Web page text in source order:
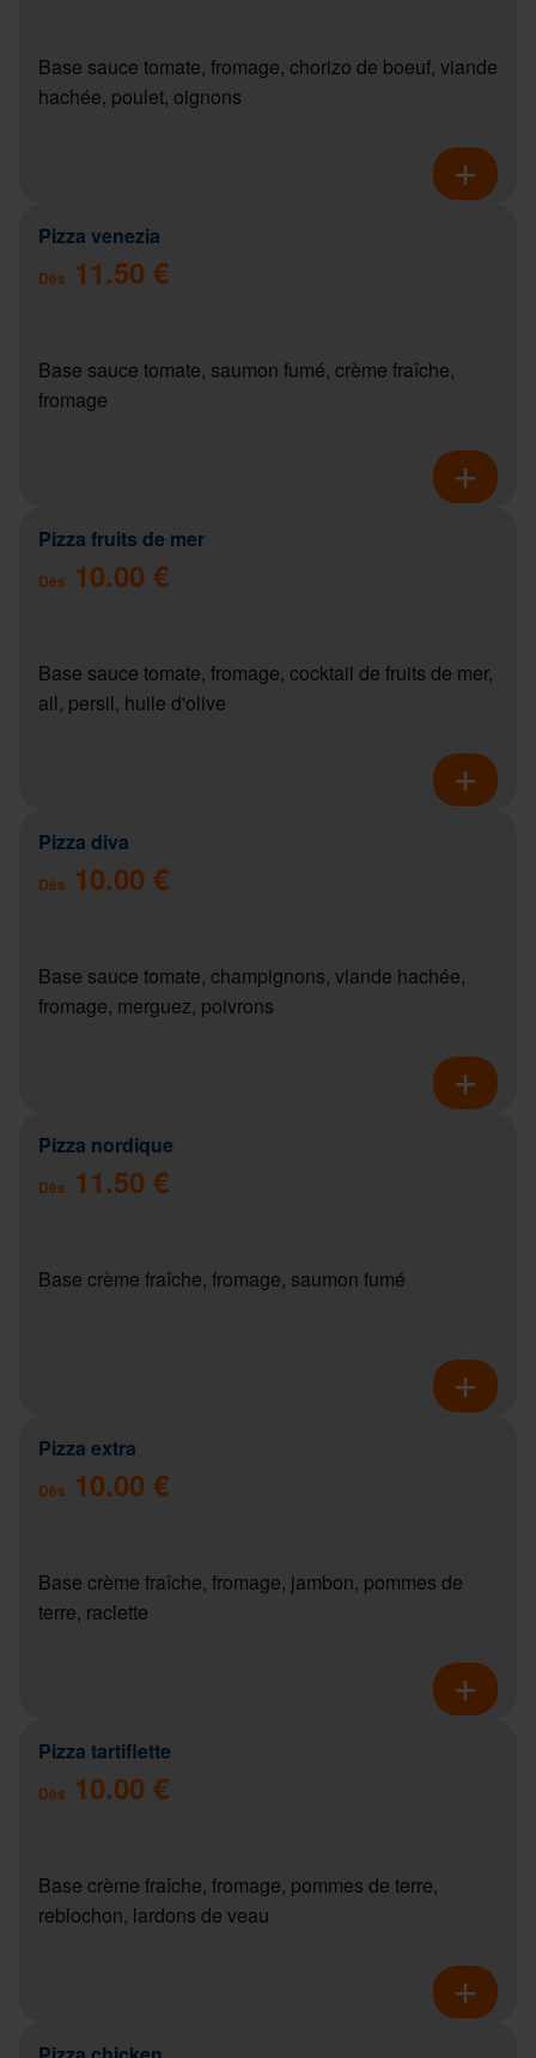
Base sauce tomate, fromage, chorizo de boeuf, viande
hachée, poulet, oignons
Pizza venezia
Dès 11.50 €
Base sauce tomate, saumon fumé, crème fraîche,
fromage
Pizza fruits de mer
Dès 10.00 €
Base sauce tomate, fromage, cocktail de fruits de mer,
ail, persil, huile d'olive
Pizza diva
Dès 10.00 €
Base sauce tomate, champignons, viande hachée,
fromage, merguez, poivrons
Pizza nordique
Dès 11.50 €
Base crème fraîche, fromage, saumon fumé
Pizza extra
Dès 10.00 €
Base crème fraîche, fromage, jambon, pommes de
terre, raclette
Pizza tartiflette
Dès 10.00 €
Base crème fraîche, fromage, pommes de terre,
reblochon, lardons de veau